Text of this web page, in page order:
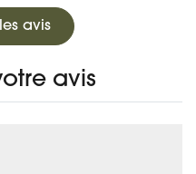
avis
avis